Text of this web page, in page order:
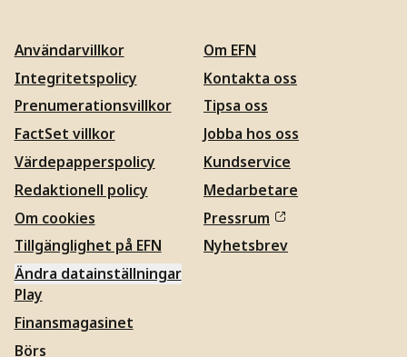
Användarvillkor
Integritetspolicy
Prenumerationsvillkor
FactSet villkor
Värdepapperspolicy
Redaktionell policy
Om cookies
Tillgänglighet på EFN
Ändra datainställningar
Om EFN
Kontakta oss
Tipsa oss
Jobba hos oss
Kundservice
Medarbetare
Pressrum
Nyhetsbrev
Play
Finansmagasinet
Börs